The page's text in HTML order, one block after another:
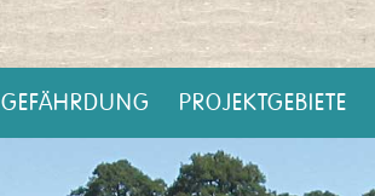
GEFÄHRDUNG PROJEKTGEBIETE